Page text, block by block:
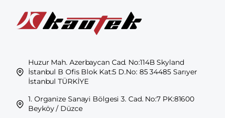
NISSAN (DFAC) 4
NISSAN (ZHENGZHOU) 1
OMODA 3
OPEL
PONTIAC
Huzur Mah. Azerbaycan Cad. No:114B Skyland
İstanbul B Ofis Blok Kat:5 D.No: 85 34485 Sarıyer
İstanbul TÜRKİYE
1. Organize Sanayi Bölgesi 3. Cad. No:7 PK:81600
Beyköy / Düzce